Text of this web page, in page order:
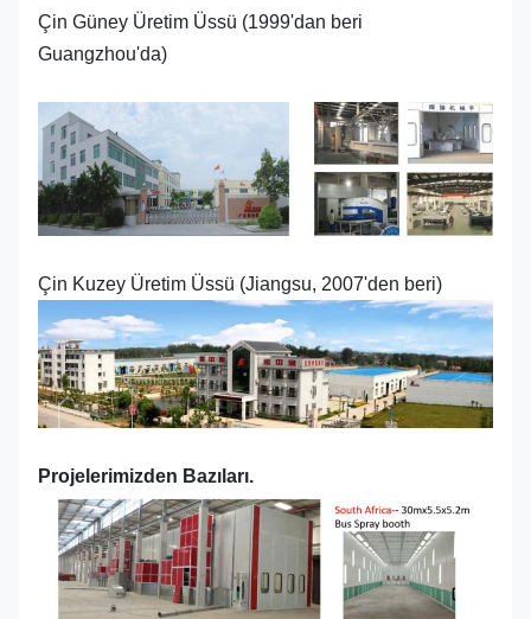
Çin Güney Üretim Üssü (1999'dan beri
Guangzhou'da)
Çin Kuzey Üretim Üssü (Jiangsu, 2007'den beri)
Projelerimizden Bazıları.